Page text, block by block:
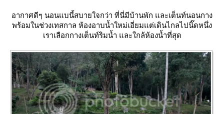
อากาศดีๆ นอนแบนี้สบายใจกว่า ที่นี่มีบ้านพัก และเต็นท์นอนกาง
พร้อมในช่วงเทสกาล ห้องอาบน้ำใหม่เอี่ยมแต่เดินไกลไปนิ๊ดหนึ่ง
เราเลือกกางเต็นท์ริมน้ำ และใกล้ห้องน้ำที่สุด